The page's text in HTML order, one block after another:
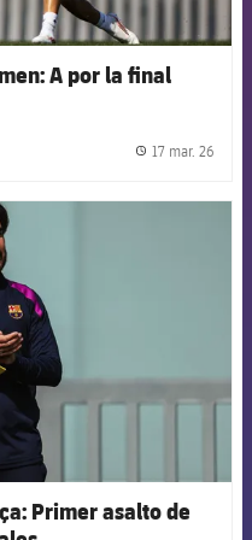
A por la final
17 mar. 26
Barcelona badge
Primer asalto de